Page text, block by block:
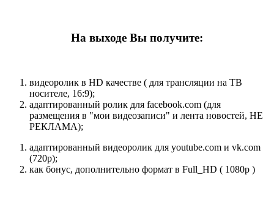
На выходе Вы получите:
видеоролик в HD качестве ( для трансляции на ТВ
носителе, 16:9);
адаптированный ролик для facebook.com (для
размещения в "мои видеозаписи" и лента новостей, НЕ
РЕКЛАМА);
адаптированный видеоролик для youtube.com и vk.com
(720p);
как бонус, дополнительно формат в Full_HD ( 1080p )